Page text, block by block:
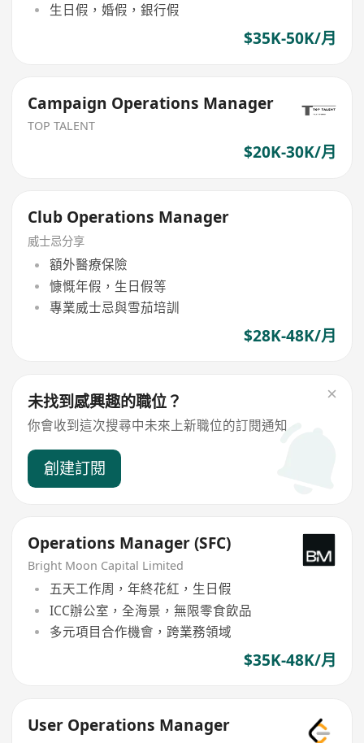
生日假，婚假，銀行假
$35K-50K/月
Campaign Operations Manager
TOP TALENT
$20K-30K/月
Club Operations Manager
威士忌分享
額外醫療保險
慷慨年假，生日假等
專業威士忌與雪茄培訓
$28K-48K/月
未找到感興趣的職位？
你會收到這次搜尋中未來上新職位的訂閱通知
創建訂閱
Operations Manager (SFC)
Bright Moon Capital Limited
五天工作周，年終花紅，生日假
ICC辦公室，全海景，無限零食飲品
多元項目合作機會，跨業務領域
$35K-48K/月
User Operations Manager